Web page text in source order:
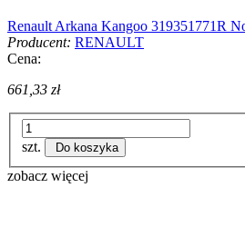
Renault Arkana Kangoo 319351771R
Producent: RENAULT
Cena:
661,33 zł
szt. Do koszyka
zobacz więcej